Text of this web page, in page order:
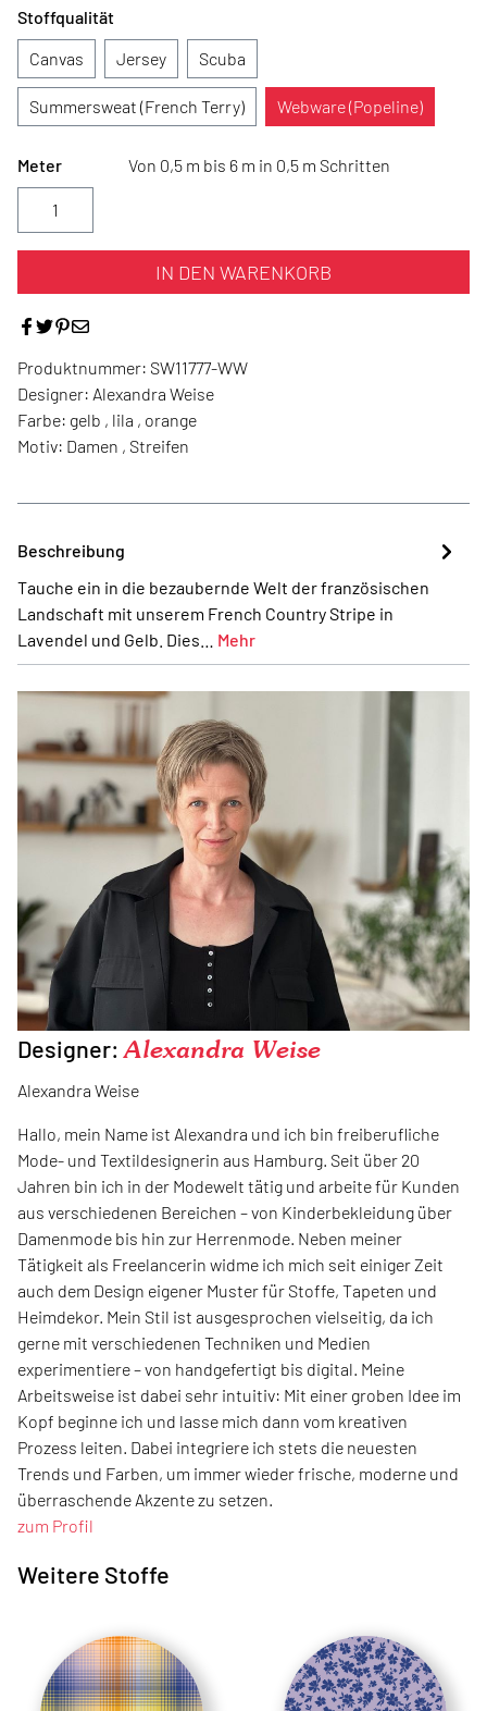
Stoffqualität
Canvas
Jersey Scuba
Summersweat (French Terry) Webware (Popeline)
Meter Von 0,5 m bis 6 m in 0,5 m Schritten
IN DEN WARENKORB
Produktnummer: SW11777-WW
Designer: Alexandra Weise
Farbe: gelb , lila , orange
Motiv: Damen , Streifen
Beschreibung
Tauche ein in die bezaubernde Welt der französischen
Landschaft mit unserem French Country Stripe in
Lavendel und Gelb. Dies… Mehr
Designer: Alexandra Weise
Alexandra Weise
Hallo, mein Name ist Alexandra und ich bin freiberufliche
Mode- und Textildesignerin aus Hamburg. Seit über 20
Jahren bin ich in der Modewelt tätig und arbeite für Kunden
aus verschiedenen Bereichen – von Kinderbekleidung über
Damenmode bis hin zur Herrenmode. Neben meiner
Tätigkeit als Freelancerin widme ich mich seit einiger Zeit
auch dem Design eigener Muster für Stoffe, Tapeten und
Heimdekor. Mein Stil ist ausgesprochen vielseitig, da ich
gerne mit verschiedenen Techniken und Medien
experimentiere – von handgefertigt bis digital. Meine
Arbeitsweise ist dabei sehr intuitiv: Mit einer groben Idee im
Kopf beginne ich und lasse mich dann vom kreativen
Prozess leiten. Dabei integriere ich stets die neuesten
Trends und Farben, um immer wieder frische, moderne und
überraschende Akzente zu setzen.
zum Profil
Weitere Stoffe